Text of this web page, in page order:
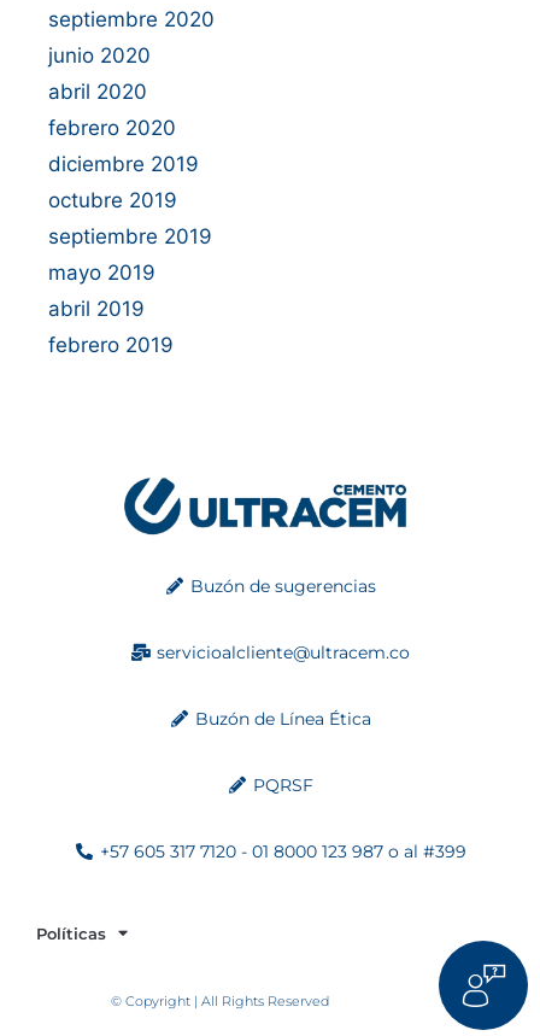
septiembre 2020
junio 2020
abril 2020
febrero 2020
diciembre 2019
octubre 2019
septiembre 2019
mayo 2019
abril 2019
febrero 2019
Buzón de sugerencias
servicioalcliente@ultracem.co
Buzón de Línea Ética
PQRSF
+57 605 317 7120 - 01 8000 123 987 o al #399
Políticas
© Copyright | All Rights Reserved